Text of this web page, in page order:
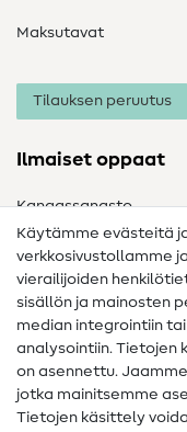
Maksutavat
Tilauksen peruutus
Ilmaiset oppaat
Kangassanasto
Ompelusanasto
Ompeluohjeet
Apua ja
Yhteystiedot
Tietoa
Käytämme evästeitä
verkkosivustollamme
vierailijoiden
sisällön ja mainosten
median integrointiin
analysointiin. Tietojen
on asennettu.
jotka mainitsemme
Tietojen käsittely